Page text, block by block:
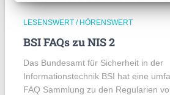
LESENSWERT / HÖRENSWERT
BSI FAQs zu NIS 2
Das Bundesamt für Sicherheit in der
Informationstechnik BSI hat eine
FAQ Sammlung zu den Regularien